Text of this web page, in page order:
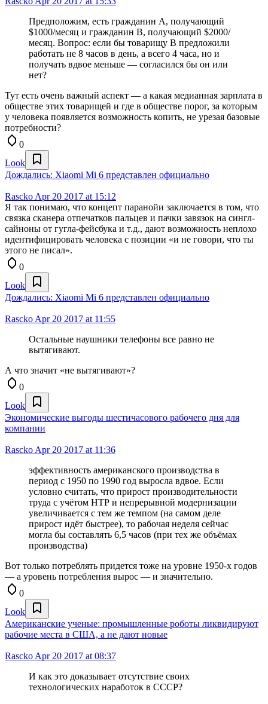
Предположим, есть гражданин А, получающий
$1000/месяц и гражданин B, получающий $2000/
месяц. Вопрос: если бы товарищу В предложили
работать не 8 часов в день, а всего 4 часа, но и
получать вдвое меньше — согласился бы он или
нет?
Тут есть очень важный аспект — а какая медианная зарплата в
обществе этих товарищей и где в обществе порог, за которым
у человека появляется возможность копить, не урезая базовые
потребности?
0
Look
Дождались: Xiaomi Mi 6 представлен официально
Rascko Apr 20 2017 at 15:12
Я так понимаю, что концепт паранойи заключается в том, что
связка сканера отпечатков пальцев и пачки завязок на сингл-
сайноны от гугла-фейсбука и т.д., дают возможность неплохо
идентифицировать человека с позиции «и не говори, что ты
этого не писал».
0
Look
Дождались: Xiaomi Mi 6 представлен официально
Rascko Apr 20 2017 at 11:55
Остальные наушники телефоны все равно не
вытягивают.
А что значит «не вытягивают»?
0
Look
Экономические выгоды шестичасового рабочего дня для
компании
Rascko Apr 20 2017 at 11:36
эффективность американского производства в
период с 1950 по 1990 год выросла вдвое. Если
условно считать, что прирост производительности
труда с учётом НТР и непрерывной модернизации
увеличивается с тем же темпом (на самом деле
прирост идёт быстрее), то рабочая неделя сейчас
могла бы составлять 6,5 часов (при тех же объёмах
производства)
Вот только потреблять придется тоже на уровне 1950-х годов
— а уровень потребления вырос — и значительно.
0
Look
Американские ученые: промышленные роботы ликвидируют
рабочие места в США, а не дают новые
Rascko Apr 20 2017 at 08:37
И как это доказывает отсутствие своих
технологических наработок в СССР?